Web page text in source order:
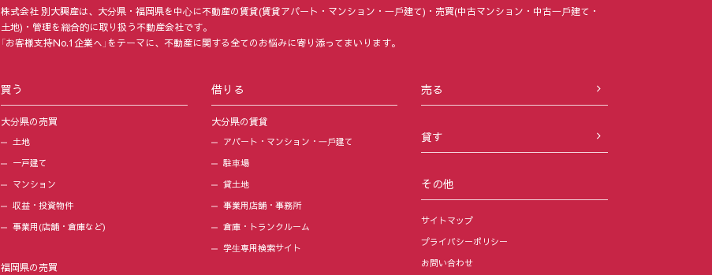
株式会社 別大興産は、大分県・福岡県を中⼼に不動産の賃貸(賃貸アパート・マンション・⼀⼾建て)・売買(中古マンション・中古⼀⼾建て・
土地)・管理を総合的に取り扱う不動産会社です。
「お客様支持No.1企業へ」をテーマに、不動産に関する全てのお悩みに寄り添ってまいります。
買う
大分県の売買
土地
一戸建て
マンション
収益・投資物件
事業用(店舗・倉庫など)
福岡県の売買
借りる
大分県の賃貸
アパート・マンション・⼀⼾建て
駐⾞場
貸土地
事業用店舗・事務所
倉庫・トランクルーム
学⽣専用検索サイト
売る
貸す
その他
サイトマップ
プライバシーポリシー
お問い合わせ